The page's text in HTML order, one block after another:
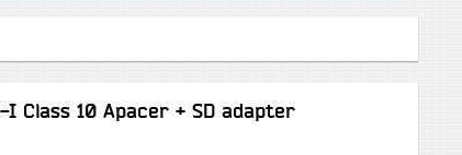
I Class 10 Apacer + SD adapter